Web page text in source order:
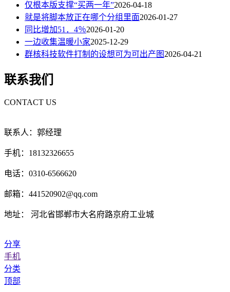
仅根本版支撑“买两一年”2026-04-18
就是将脚本放正在哪个分组里面2026-01-27
同比增加51．4％2026-01-20
一边收集温暖小家2025-12-29
群核科技软件打制的设想可为可出产图2026-04-21
联系我们
CONTACT US
联系人：郭经理
手机：18132326655
电话：0310-6566620
邮箱：441520902@qq.com
地址： 河北省邯郸市大名府路京府工业城
分享
手机
分类
顶部